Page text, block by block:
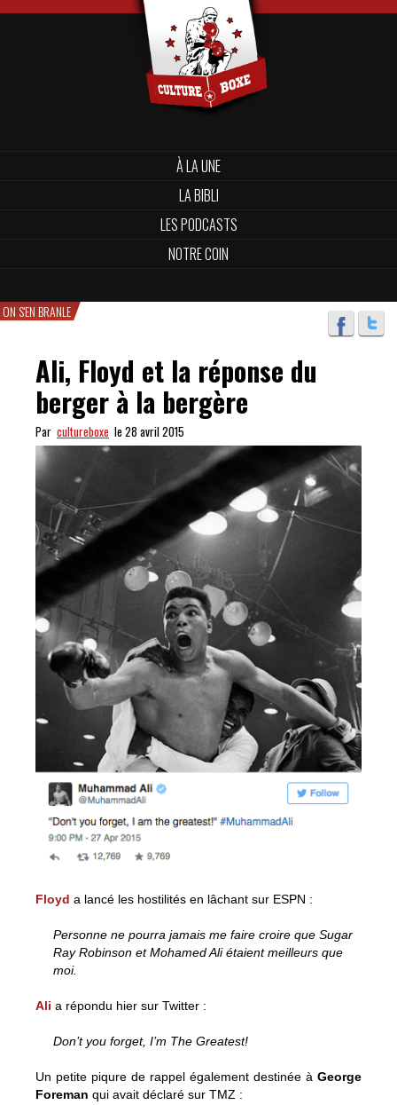
À LA UNE
LA BIBLI
LES PODCASTS
NOTRE COIN
ON S'EN BRANLE
Ali, Floyd et la réponse du
berger à la bergère
Par cultureboxe le 28 avril 2015
Floyd a lancé les hostilités en lâchant sur ESPN :
Personne ne pourra jamais me faire croire que Sugar
Ray Robinson et Mohamed Ali étaient meilleurs que
moi.
Ali a répondu hier sur Twitter :
Don’t you forget, I’m The Greatest!
Un petite piqure de rappel également destinée à George
Foreman qui avait déclaré sur TMZ :